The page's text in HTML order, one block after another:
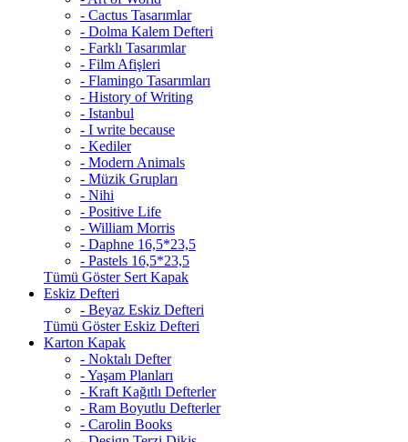
- Cactus Tasarımlar
- Dolma Kalem Defteri
- Farklı Tasarımlar
- Film Afişleri
- Flamingo Tasarımları
- History of Writing
- Istanbul
- I write because
- Kediler
- Modern Animals
- Müzik Grupları
- Nihi
- Positive Life
- William Morris
- Daphne 16,5*23,5
- Pastels 16,5*23,5
Tümü Göster Sert Kapak
Eskiz Defteri
- Beyaz Eskiz Defteri
Tümü Göster Eskiz Defteri
Karton Kapak
- Noktalı Defter
- Yaşam Planları
- Kraft Kağıtlı Defterler
- Ram Boyutlu Defterler
- Carolin Books